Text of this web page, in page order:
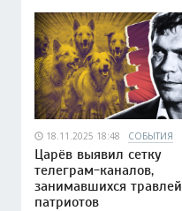
18.11.2025 18:48 СОБЫТИЯ
Царёв выявил сетку
телеграм-каналов,
занимавшихся травлей
патриотов